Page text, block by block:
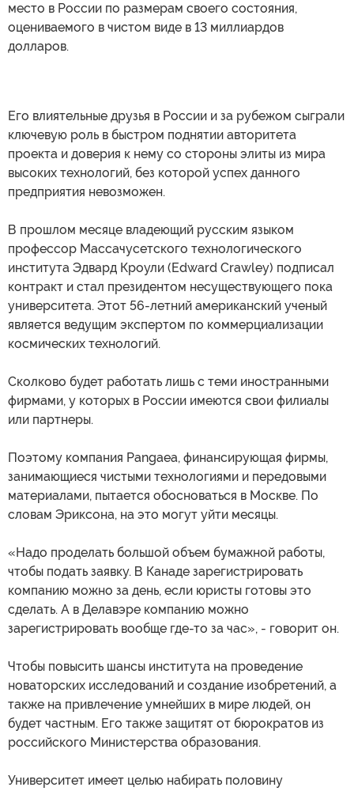
место в России по размерам своего состояния,
оцениваемого в чистом виде в 13 миллиардов
долларов.
Его влиятельные друзья в России и за рубежом сыграли
ключевую роль в быстром поднятии авторитета
проекта и доверия к нему со стороны элиты из мира
высоких технологий, без которой успех данного
предприятия невозможен.
В прошлом месяце владеющий русским языком
профессор Массачусетского технологического
института Эдвард Кроули (Edward Crawley) подписал
контракт и стал президентом несуществующего пока
университета. Этот 56-летний американский ученый
является ведущим экспертом по коммерциализации
космических технологий.
Сколково будет работать лишь с теми иностранными
фирмами, у которых в России имеются свои филиалы
или партнеры.
Поэтому компания Pangaea, финансирующая фирмы,
занимающиеся чистыми технологиями и передовыми
материалами, пытается обосноваться в Москве. По
словам Эриксона, на это могут уйти месяцы.
«Надо проделать большой объем бумажной работы,
чтобы подать заявку. В Канаде зарегистрировать
компанию можно за день, если юристы готовы это
сделать. А в Делавэре компанию можно
зарегистрировать вообще где-то за час», - говорит он.
Чтобы повысить шансы института на проведение
новаторских исследований и создание изобретений, а
также на привлечение умнейших в мире людей, он
будет частным. Его также защитят от бюрократов из
российского Министерства образования.
Университет имеет целью набирать половину